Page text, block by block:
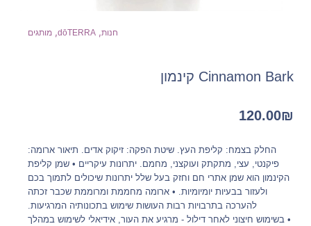
חנות,
dōTERRA
, מותגים
Cinnamon Bark קינמון
120.00₪
החלק בצמח: קליפת העץ. שיטת הפקה: זיקוק אדים. תיאור ארומה:
פיקנטי, עצי, מתקתק ועוקצני, מחמם. יתרונות עיקריים • שמן קליפת
הקינמון הוא שמן אתרי חם וחזק בעל שלל יתרונות שיכולים לתמוך בכם
ולעזור בבעיות יומיומיות. • ארומה מחממת ומרוממת שכבר זכתה
להערכה בתרבויות רבות העושות שימוש בתכונותיה המרגיעות.
• בשימוש חיצוני לאחר דילול - מרגיע את העור, אידיאלי לשימוש במהלך